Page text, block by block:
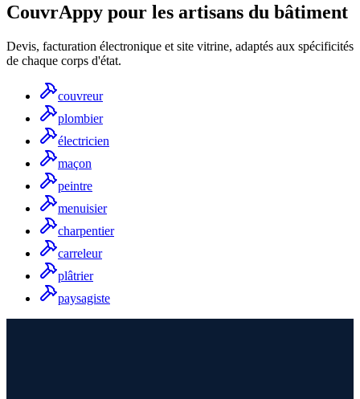
CouvrAppy pour les artisans du bâtiment
Devis, facturation électronique et site vitrine, adaptés aux spécificités
de chaque corps d'état.
couvreur
plombier
électricien
maçon
peintre
menuisier
charpentier
carreleur
plâtrier
paysagiste